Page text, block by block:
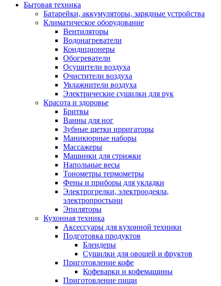
Бытовая техника
Батарейки, аккумуляторы, зарядные устройства
Климатическое оборудование
Вентиляторы
Водонагреватели
Кондиционеры
Обогреватели
Осушители воздуха
Очистители воздуха
Увлажнители воздуха
Электрические сушилки для рук
Красота и здоровье
Бритвы
Ванны для ног
Зубные щетки ирригаторы
Маникюрные наборы
Массажеры
Машинки для стрижки
Напольные весы
Тонометры термометры
Фены и приборы для укладки
Электрогрелки, электроодеяла,
электропростыни
Эпиляторы
Кухонная техника
Аксессуары для кухонной техники
Подготовка продуктов
Блендеры
Сушилки для овощей и фруктов
Приготовление кофе
Кофеварки и кофемашины
Приготовление пищи